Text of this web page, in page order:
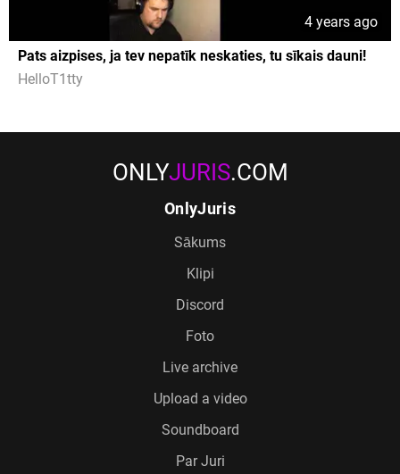
4 years ago
Pats aizpises, ja tev nepatīk neskaties, tu sīkais dauni!
HelloT1tty
ONLYJURIS.COM
OnlyJuris
Sākums
Klipi
Discord
Foto
Live archive
Upload a video
Soundboard
Par Juri